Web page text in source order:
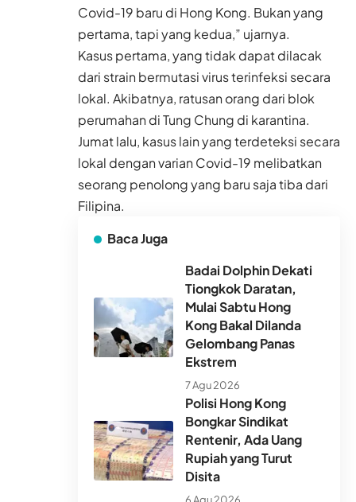
Covid-19 baru di Hong Kong. Bukan yang
pertama, tapi yang kedua,” ujarnya.
Kasus pertama, yang tidak dapat dilacak
dari strain bermutasi virus terinfeksi secara
lokal. Akibatnya, ratusan orang dari blok
perumahan di Tung Chung di karantina.
Jumat lalu, kasus lain yang terdeteksi secara
lokal dengan varian Covid-19 melibatkan
seorang penolong yang baru saja tiba dari
Filipina.
Baca Juga
Badai Dolphin Dekati
Tiongkok Daratan,
Mulai Sabtu Hong
Kong Bakal Dilanda
Gelombang Panas
Ekstrem
7 Agu 2026
Polisi Hong Kong
Bongkar Sindikat
Rentenir, Ada Uang
Rupiah yang Turut
Disita